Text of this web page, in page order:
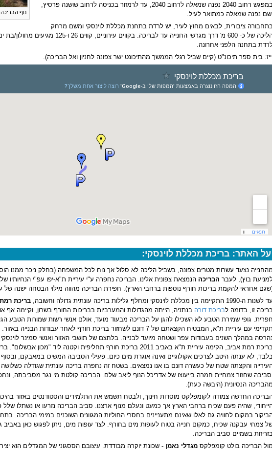
נוף הבריכה
במפגש רחוב 2040 נפנה שמאלה לרחוב 2040, עד לרמזור בכניסה לרחוב שושנה פרסיץ,
נפנה שמאלה כמתואר לעיל.
בתחבורה ציבורית, לבאים מחוץ לעיר, יש לרדת בתחנת מכללת לוינסקי ומשם מרחק
הליכה של כ- 600 מ' דרך מגרשי החנייה עד לבריכה. בקווים
בתחנה הלפני אחרונה.
בית ספר תיכונ"ט (קיים שביל רגלי הממשך מהתיכונט ישר צפונה לחניון ואל הבריכה).
על האתר: בריכת מכללת לוינסקי:
מהחנייה נצעד עשרות מטרים צפונה, בשביל הליכה לא סלול אך נוח לכל המשפחה (בחלק ניכר ממנו
בוץ), לעבר הבריכה הנמצאת צפונית אלינו. הבריכה נחפרה ע"י עיריית ת"א-יפו עפ"י הנחיותיו
אחראי להקמת בריכות חורף נוספות ברחבי הארץ). חפירת הבריכה מהווה מילוי הבטחה ישנה של
עד לשנות ה-1990 התקיימה בין מכללת לוינסקי ומחלף גלילות בריכה עונתית גדולה וחשובה,
בריכת
בריכה זו, בדומה לבריכת דורה בנתניה, הייתה מהגדולות והמערביות בבריכות החורף בשרון, וקיימה אף
תקדימי עם עיריית ת"א, המבטיח הקצאתם של 7 דונם לשחזור בריכת חורף לאחר
נהרסה במהלך השנים בעבודות עפר ושטחה מיועד לבנייה. בלחצם של תושבי האזור ואנשי סמינר
בריכת רמת אביב, הקימה עיריית ת"א באביב 2011 בריכת חורף תחליפית וקטנה ליד
שחזור צמחיית חמרה בייעוצו של אדריכל הנוף ליאב שלם. הבריכה קולטת מי נגר מסביבתה,
מהבריכה הנסיונית (היבשה כעת).
החדשה צמודה לקומפלקס מוסדות חינוך, ולבטח תשמש את התלמידים והסטודנטים באזור
שהיה פעם שכיח ברחבי הארץ אך כמעט ונעלם מנוף ארצנו. סביב הבריכה נזרעו או נשתלו
במקום לחוויה גם לאלו שאינם מתעניינים בחסרי החוליות המגוונים השוכנים במימי הבריכה.
צמחי עבקנה שכיח, כמקום חנייה בטוח לעופות מים בחורף. לצד עופות מים, ניתן לפגוש כאן באביב
בזריזות בשמיים סביב הבריכה.
מול הבריכה בולט קומפלקס מגדלי נאמן - שכונת יוקרה מבודדת. עיצובם הססגוני של המגדלים הוא